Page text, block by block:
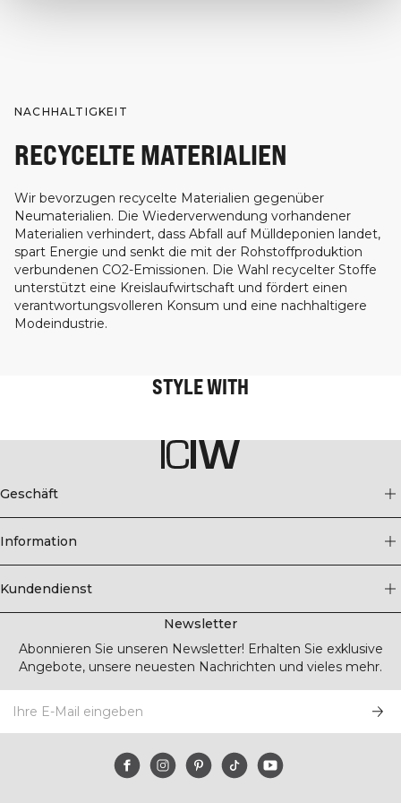
NACHHALTIGKEIT
RECYCELTE MATERIALIEN
Wir bevorzugen recycelte Materialien gegenüber
Neumaterialien. Die Wiederverwendung vorhandener
Materialien verhindert, dass Abfall auf Mülldeponien landet,
spart Energie und senkt die mit der Rohstoffproduktion
verbundenen CO2-Emissionen. Die Wahl recycelter Stoffe
unterstützt eine Kreislaufwirtschaft und fördert einen
verantwortungsvolleren Konsum und eine nachhaltigere
Modeindustrie.
STYLE WITH
Geschäft
Information
Kundendienst
Newsletter
Abonnieren Sie unseren Newsletter! Erhalten Sie exklusive
Angebote, unsere neuesten Nachrichten und vieles mehr.